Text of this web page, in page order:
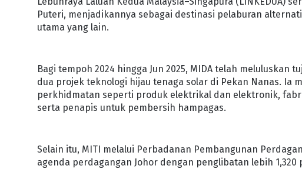
Puteri, menjadikannya sebagai destinasi pelaburan
utama yang lain.
Bagi tempoh 2024 hingga Jun 2025, MIDA telah
dua projek teknologi hijau tenaga solar di Pekan Nanas. Ia
perkhidmatan seperti produk elektrikal dan elektronik,
serta penapis untuk pembersih hampagas.
Selain itu, MITI melalui Perbadanan Pembangunan
agenda perdagangan Johor dengan penglibatan lebih